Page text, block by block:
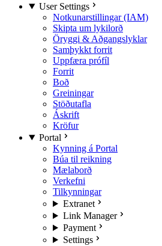
User Settings
Notkunarstillingar (IAM)
Skipta um lykilorð
Öryggi & Aðgangslyklar
Samþykkt forrit
Uppfæra prófíl
Forrit
Boð
Greiningar
Stöðutafla
Áskrift
Kröfur
Portal
Kynning á Portal
Búa til reikning
Mælaborð
Verkefni
Tilkynningar
Extranet
Link Manager
Payment
Settings